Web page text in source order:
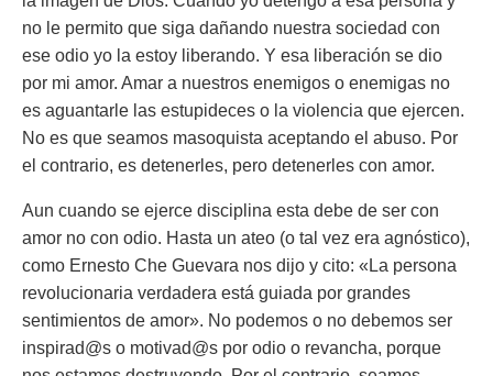
no le permito que siga dañando nuestra sociedad con
ese odio yo la estoy liberando. Y esa liberación se dio
por mi amor. Amar a nuestros enemigos o enemigas no
es aguantarle las estupideces o la violencia que ejercen.
No es que seamos masoquista aceptando el abuso. Por
el contrario, es detenerles, pero detenerles con amor.
Aun cuando se ejerce disciplina esta debe de ser con
amor no con odio. Hasta un ateo (o tal vez era agnóstico),
como Ernesto Che Guevara nos dijo y cito: «La persona
revolucionaria verdadera está guiada por grandes
sentimientos de amor». No podemos o no debemos ser
inspirad@s o motivad@s por odio o revancha, porque